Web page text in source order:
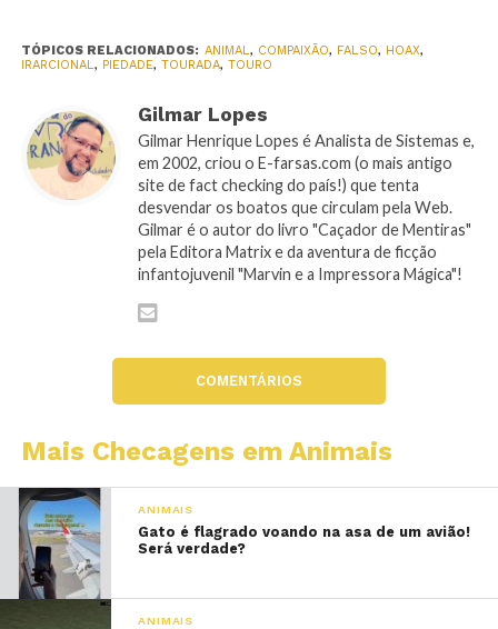
TÓPICOS RELACIONADOS: ANIMAL, COMPAIXÃO, FALSO, HOAX,
IRARCIONAL, PIEDADE, TOURADA, TOURO
Gilmar Lopes
Gilmar Henrique Lopes é Analista de Sistemas e,
em 2002, criou o E-farsas.com (o mais antigo
site de fact checking do país!) que tenta
desvendar os boatos que circulam pela Web.
Gilmar é o autor do livro "Caçador de Mentiras"
pela Editora Matrix e da aventura de ficção
infantojuvenil "Marvin e a Impressora Mágica"!
COMENTÁRIOS
Mais Checagens em Animais
ANIMAIS
Gato é flagrado voando na asa de um avião!
Será verdade?
ANIMAIS